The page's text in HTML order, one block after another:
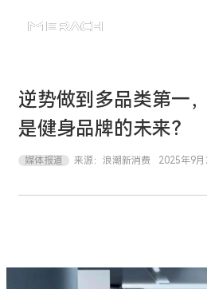
逆势做到多品类第一
是健身品牌的未来？
媒体报道 来源： 浪潮新消费 2025年9月